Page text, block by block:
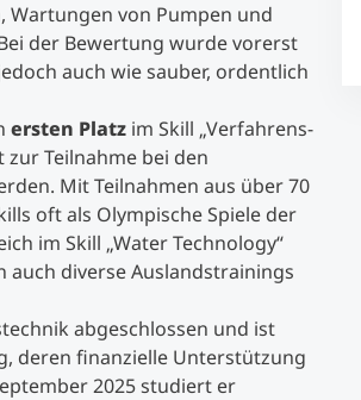
Executive Education Finder
Wartungen von Pumpen und
der Bewertung wurde vorerst
auch wie sauber, ordentlich
ersten Platz im Skill „Verfahrens-
zur Teilnahme bei den
Mit Teilnahmen aus über 70
oft als Olympische Spiele der
im Skill „Water Technology“
diverse Auslandstrainings
abgeschlossen und ist
deren finanzielle Unterstützung
2025 studiert er